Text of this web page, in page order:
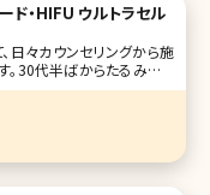
ド・HIFU ウルトラセル
日々カウンセリングから施
30代半ばからたるみやた
なりだす方が多く、一度の
長期間かかる根気のいる